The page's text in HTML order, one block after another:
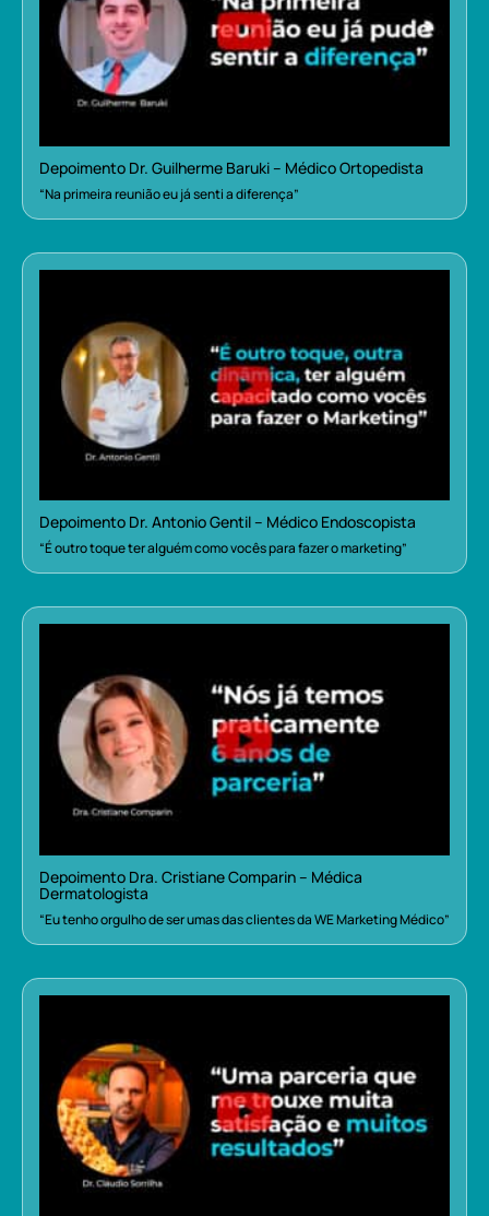
Depoimento Dr. Guilherme Baruki – Médico Ortopedista
“Na primeira reunião eu já senti a diferença”
Depoimento Dr. Antonio Gentil – Médico Endoscopista
“É outro toque ter alguém como vocês para fazer o marketing”
Depoimento Dra. Cristiane Comparin – Médica
Dermatologista
“Eu tenho orgulho de ser umas das clientes da WE Marketing Médico”